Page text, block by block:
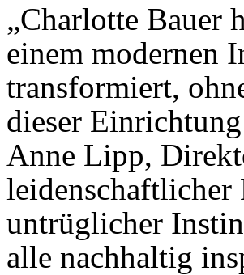
„Charlotte Bauer
einem modernen
transformiert,
dieser
Anne Lipp,
leidenschaftlicher
untrüglicher
alle nachhaltig